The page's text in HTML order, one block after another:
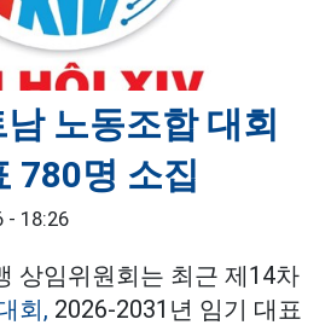
노동조합 대회
780명 소집
- 18:26
상임위원회는 최근 제14차
회, 2026-2031년 임기 대표